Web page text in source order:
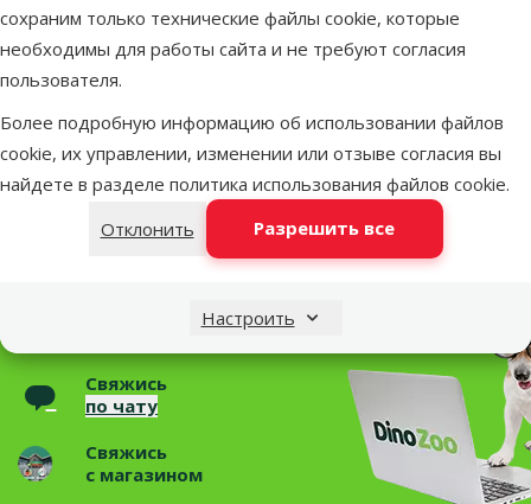
сохраним только технические файлы cookie, которые
необходимы для работы сайта и не требуют согласия
пользователя.
Более подробную информацию об использовании файлов
cookie, их управлении, изменении или отзыве согласия вы
найдете в разделе политика использования файлов cookie.
Отклонить
Разрешить все
Настроить
Параметры
Цвет
Цвет бука
Бренд
Номер в каталоге
6708
EAN
4022573710557
Статьи и советы
Необходима помощь?
Свяжись с нами, мы поможем!
Звони – 26 100 502
Свяжись
по чату
Свяжись
с магазином